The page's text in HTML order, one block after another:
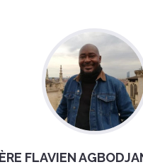
FLAVIEN